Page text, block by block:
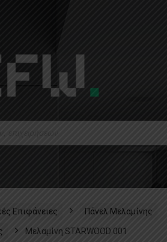
Επιφάνειες Πάνελ Μελαμίνης
Μελαμίνη STARWOOD 001